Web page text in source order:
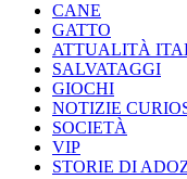
CANE
GATTO
ATTUALITÀ
SALVATAGGI
GIOCHI
NOTIZIE
SOCIETÀ
VIP
STORIE DI